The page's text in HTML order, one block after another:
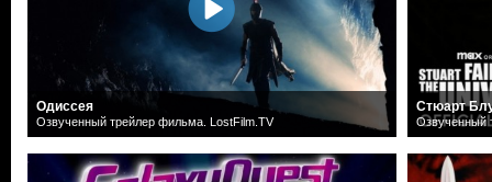
Одиссея
Озвученный трейлер фильма. LostFilm.TV
Стюарт
Озвученный